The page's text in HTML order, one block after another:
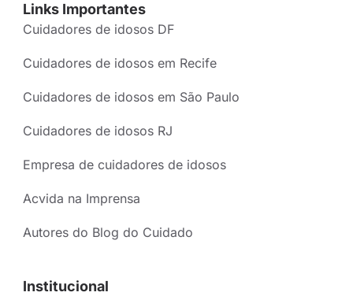
Links Importantes
Cuidadores de idosos DF
Cuidadores de idosos em Recife
Cuidadores de idosos em São Paulo
Cuidadores de idosos RJ
Empresa de cuidadores de idosos
Acvida na Imprensa
Autores do Blog do Cuidado
Institucional